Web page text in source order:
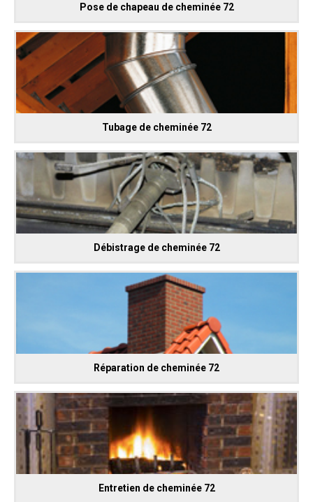
Pose de chapeau de cheminée 72
Tubage de cheminée 72
Débistrage de cheminée 72
Réparation de cheminée 72
Entretien de cheminée 72